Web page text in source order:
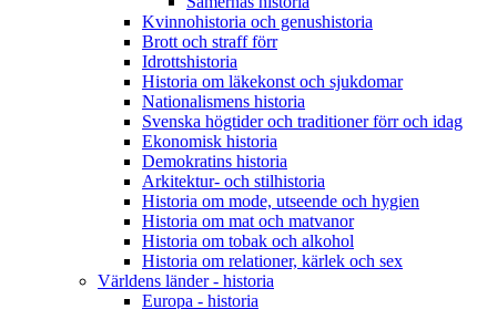
Kvinnohistoria och genushistoria
Brott och straff förr
Idrottshistoria
Historia om läkekonst och sjukdomar
Nationalismens historia
Svenska högtider och traditioner förr och idag
Ekonomisk historia
Demokratins historia
Arkitektur- och stilhistoria
Historia om mode, utseende och hygien
Historia om mat och matvanor
Historia om tobak och alkohol
Historia om relationer, kärlek och sex
Världens länder - historia
Europa - historia